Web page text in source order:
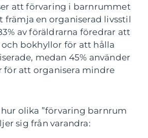
att förvaring i barnrummet
främja en organiserad livsstil
av föräldrarna föredrar att
bokhyllor för att hålla
medan 45% använder
för att organisera mindre
olika ”förvaring barnrum
sig från varandra: